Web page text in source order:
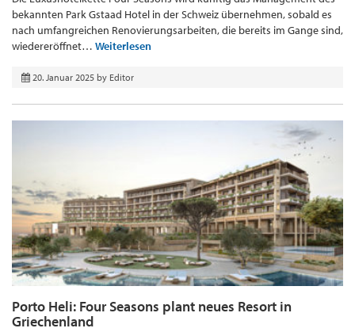
bekannten Park Gstaad Hotel in der Schweiz übernehmen, sobald es
nach umfangreichen Renovierungsarbeiten, die bereits im Gange sind,
wiedereröffnet… Weiterlesen
20. Januar 2025 by Editor
Porto Heli: Four Seasons plant neues Resort in
Griechenland